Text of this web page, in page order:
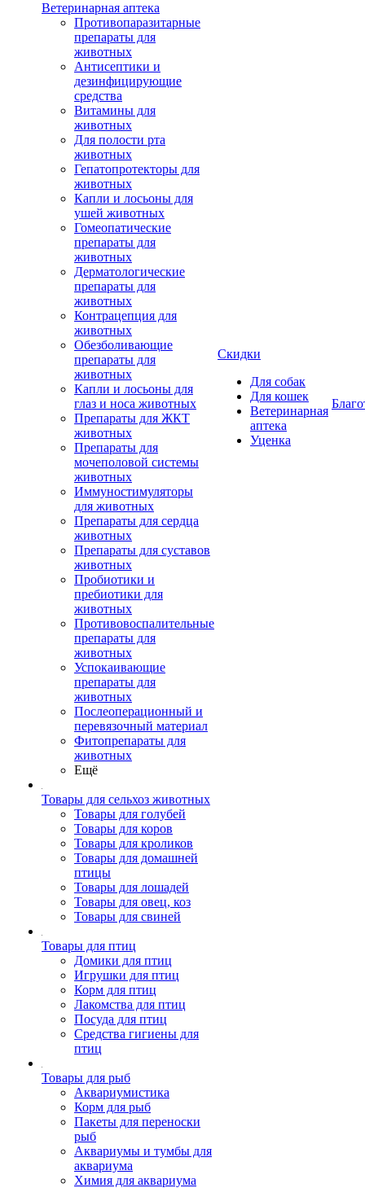
Ветеринарная аптека
Противопаразитарные
препараты для
животных
Антисептики и
дезинфицирующие
средства
Витамины для
животных
Для полости рта
животных
Гепатопротекторы для
животных
Капли и лосьоны для
ушей животных
Гомеопатические
препараты для
животных
Дерматологические
препараты для
животных
Контрацепция для
животных
Обезболивающие
препараты для
животных
Капли и лосьоны для
глаз и носа животных
Препараты для ЖКТ
животных
Препараты для
мочеполовой системы
животных
Иммуностимуляторы
для животных
Препараты для сердца
животных
Препараты для суставов
животных
Пробиотики и
пребиотики для
животных
Противовоспалительные
препараты для
животных
Успокаивающие
препараты для
животных
Послеоперационный и
перевязочный материал
Фитопрепараты для
животных
Ещё
Товары для сельхоз животных
Товары для голубей
Товары для коров
Товары для кроликов
Товары для домашней
птицы
Товары для лошадей
Товары для овец, коз
Товары для свиней
Товары для птиц
Домики для птиц
Игрушки для птиц
Корм для птиц
Лакомства для птиц
Посуда для птиц
Средства гигиены для
птиц
Товары для рыб
Аквариумистика
Корм для рыб
Пакеты для переноски
рыб
Аквариумы и тумбы для
аквариума
Химия для аквариума
Скидки
Для собак
Для кошек
Ветеринарная
аптека
Уценка